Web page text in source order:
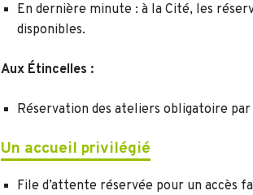
En dernière minute : à la Cité, les
disponibles.
Aux Étincelles :
Réservation des ateliers obligatoire
Un accueil privilégié
File d’attente réservée pour un accès